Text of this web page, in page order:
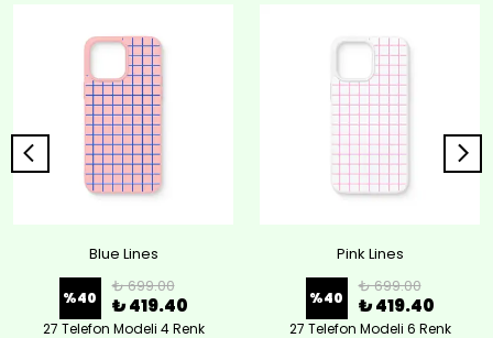
Blue Lines
%40
₺ 699.00
₺ 419.40
27 Telefon Modeli 4 Renk
Pink Lines
%40
₺ 699.00
₺ 419.40
27 Telefon Modeli 6 Renk